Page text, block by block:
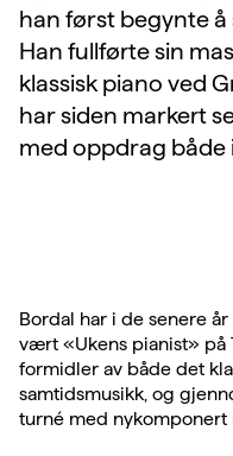
han først begynte å
Han fullførte sin
klassisk piano ved
har siden markert
med oppdrag både
Bordal har i de senere
vært «Ukens pianist» på
formidler av både det
samtidsmusikk, og
turné med nykomponert